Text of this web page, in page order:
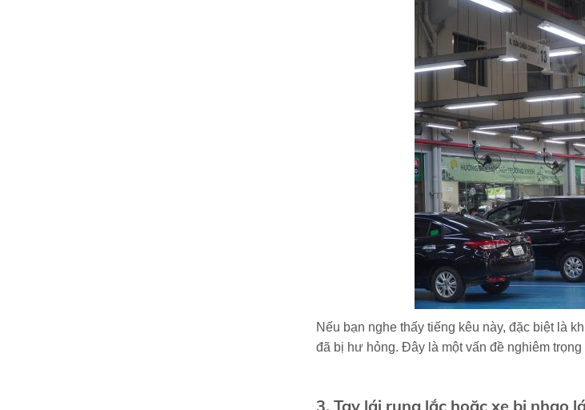
Nếu bạn nghe thấy tiếng kêu này, đặc biệt là
đã bị hư hỏng. Đây là một vấn đề nghiêm
3. Tay lái rung lắc hoặc xe bị nhao